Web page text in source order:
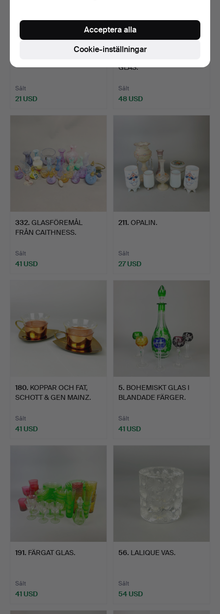
Sålt
21 USD
GLAS.
Sålt
48 USD
332. GLASFÖREMÅL
FRÅN CAITHNESS.
Sålt
41 USD
211. OPALIN.
Sålt
27 USD
180. KOPPAR OCH FAT,
SCHOTT & GEN MAINZ.
Sålt
41 USD
5. BOHEMISKT GLAS I
BLANDADE FÄRGER.
Sålt
41 USD
191. FÄRGAT GLAS.
Sålt
41 USD
56. LALIQUE VAS.
Sålt
54 USD
Cookie-inställningar
Acceptera alla